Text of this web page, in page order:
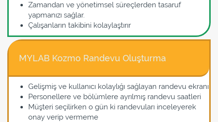
Zamandan ve yönetimsel süreçlerden tasaruf
yapmanızı sağlar.
Çalışanların takibini kolaylaştırır
MYLAB Kozmo Randevu Oluşturma
Gelişmiş ve kullanıcı kolaylığı sağlayan randevu ekranı
Personellere ve bölümlere ayrılmış randevu saatleri
Müşteri seçilirken o gün ki randevuları inceleyerek
onay verip vermeme